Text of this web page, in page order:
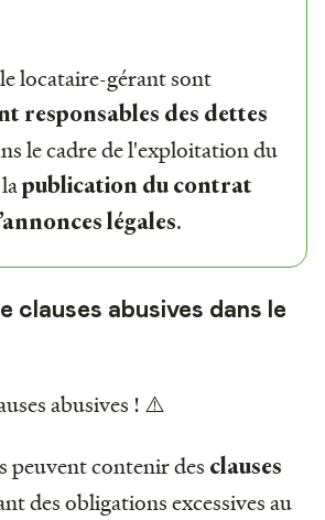
locataire-gérant sont
responsables des dettes
le cadre de l'exploitation du
publication du contrat
légales.
clauses abusives dans le
abusives ! ⚠️
peuvent contenir des clauses
des obligations excessives au